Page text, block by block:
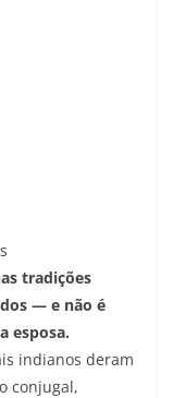
tradições
— e não é
esposa.
indianos deram
conjugal,